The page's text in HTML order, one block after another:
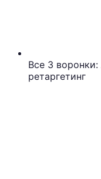
Все 3 воронки:
ретаргетинг